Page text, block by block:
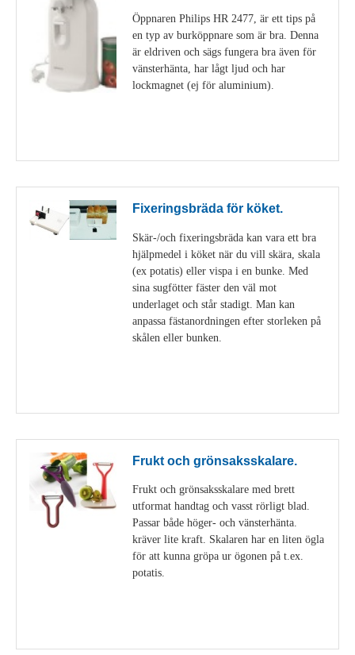
Öppnaren Philips HR 2477, är ett tips på
en typ av burköppnare som är bra. Denna
är eldriven och sägs fungera bra även för
vänsterhänta, har lågt ljud och har
lockmagnet (ej för aluminium).
Fixeringsbräda för köket.
Skär-/och fixeringsbräda kan vara ett bra
hjälpmedel i köket när du vill skära, skala
(ex potatis) eller vispa i en bunke. Med
sina sugfötter fäster den väl mot
underlaget och står stadigt. Man kan
anpassa fästanordningen efter storleken på
skålen eller bunken.
Frukt och grönsaksskalare.
Frukt och grönsaksskalare med brett
utformat handtag och vasst rörligt blad.
Passar både höger- och vänsterhänta.
kräver lite kraft. Skalaren har en liten ögla
för att kunna gröpa ur ögonen på t.ex.
potatis.